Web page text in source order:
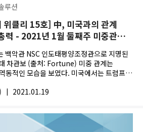
루션
위클리 15호] 中, 미국과의 관계
력 - 2021년 1월 둘째주 미중관계
백악관 NSC 인도태평양조정관으로 지명된
보 (출처: Fortune) 미중 관계는
동적인 모습을 보였다. 미국에서는 트럼프
| 2021.01.19